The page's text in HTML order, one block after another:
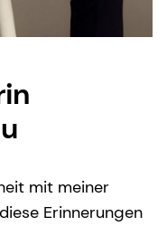
mit meiner
Erinnerungen